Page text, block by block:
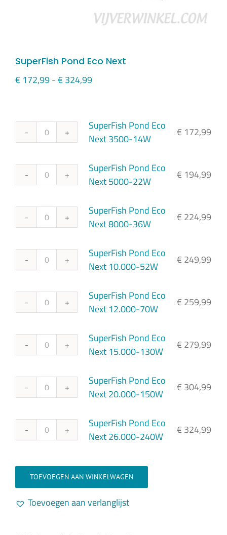
SuperFish Pond Eco Next
€ 172,99-€324,99Prijsklasse:
€ 324,99
SuperFish
Eco
Next
14W
aantal
SuperFish Pond Eco
Next 3500-14W
€ 172,99
SuperFish
Eco
Next
22W
aantal
SuperFish Pond Eco
Next 5000-22W
€ 194,99
SuperFish
Eco
Next
36W
aantal
SuperFish Pond Eco
Next 8000-36W
€224,99
SuperFish
Eco
Next
52W
aantal
SuperFish Pond Eco
Next 10.000-52W
€249,99
SuperFish
Eco
Next
70W
aantal
SuperFish Pond Eco
Next 12.000-70W
€259,99
SuperFish
Eco
Next
130W
aantal
SuperFish Pond Eco
Next 15.000-130W
€279,99
SuperFish
Eco
Next
aantal
SuperFish Pond Eco
Next 20.000-150W
€304,99
SuperFish
Eco
Next
26.000-
240W
SuperFish Pond Eco
Next 26.000-240W
€324,99
TOEVOEGEN AAN WINKELWAGEN
Toevoegen aan verlanglijst